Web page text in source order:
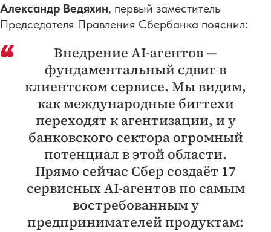
Александр Ведяхин, первый заместитель
Председателя Правления Сбербанка пояснил:
Внедрение AI-агентов —
фундаментальный сдвиг в
клиентском сервисе. Мы видим,
как международные бигтехи
переходят к агентизации, и у
банковского сектора огромный
потенциал в этой области.
Прямо сейчас Сбер создаёт 17
сервисных AI-агентов по самым
востребованным у
предпринимателей продуктам: